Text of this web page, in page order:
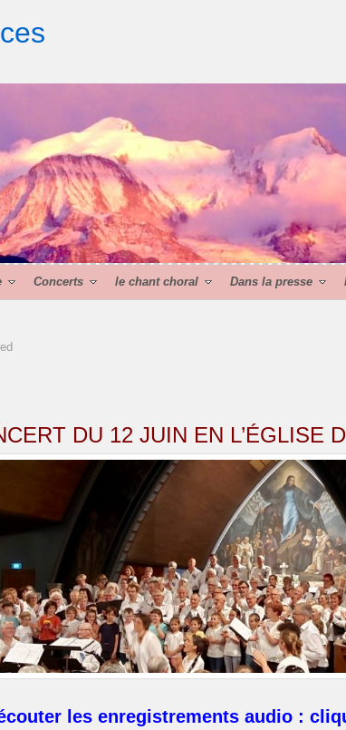
Concerts le chant choral Dans la presse
DU 12 JUIN EN L’ÉGLISE
les enregistrements audio : c